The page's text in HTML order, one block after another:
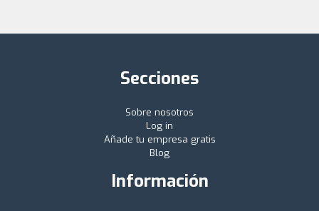
Secciones
Sobre nosotros
Log in
Añade tu empresa gratis
Blog
Información